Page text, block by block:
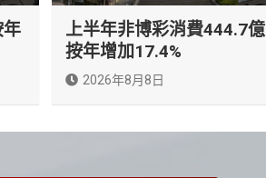
上半年非博彩消費444.7億
按年增加17.4%
2026年8月8日